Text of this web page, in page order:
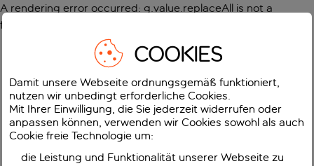
A rendering error occurred: g.value.replaceAll is not a
function
COOKIES
Damit unsere Webseite ordnungsgemäß funktioniert,
nutzen wir unbedingt erforderliche Cookies.
Mit Ihrer Einwilligung, die Sie jederzeit widerrufen oder
anpassen können, verwenden wir Cookies sowohl als auch
Cookie freie Technologie um:
die Leistung und Funktionalität unserer Webseite zu